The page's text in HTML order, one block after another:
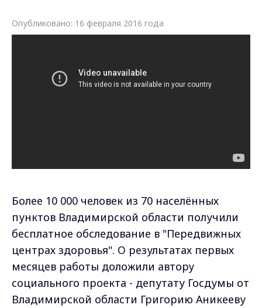
Опубликовано: 16 февраля 2016 года
Более 10 000 человек из 70 населённых
пунктов Владимирской области получили
бесплатное обследование в "Передвижных
центрах здоровья". О результатах первых
месяцев работы доложили автору
социального проекта - депутату Госдумы от
Владимирской области Григорию Аникееву